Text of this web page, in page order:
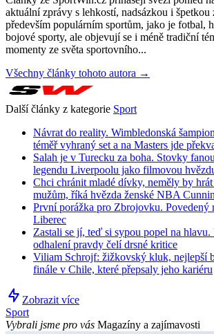
aktuální zprávy s lehkostí, nadsázkou i špetkou
především populárním sportům, jako je fotbal,
bojové sporty, ale objevují se i méně tradiční
momenty ze světa sportovního...
Všechny články tohoto autora →
Další články z kategorie Sport
Návrat do reality. Wimbledonská
téměř vyhraný set a na Masters jde
Salah je v Turecku za boha. Stovky
legendu Liverpoolu jako filmovou
Chci chránit mladé dívky, neměly by
mužům, říká hvězda ženské NBA
První porážka pro Zbrojovku. Povedený
Liberec
Zastali se jí, teď si sypou popel na
odhalení pravdy čelí drsné kritice
Viliam Schrojf: žižkovský kluk, nejlepší
finále v Chile, které přepsaly jeho kariéru
Zobrazit více
Sport
Vybrali jsme pro vás Magazíny a zajímavosti